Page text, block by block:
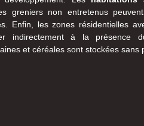
greniers non entretenus
Enfin, les zones résidentielles
indirectement à la présence
et céréales sont stockées sans